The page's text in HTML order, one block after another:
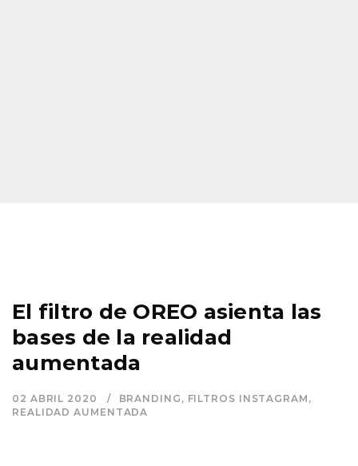
El filtro de OREO asienta las
bases de la realidad
aumentada
02 ABRIL 2020 BRANDING , FILTROS INSTAGRAM ,
REALIDAD AUMENTADA